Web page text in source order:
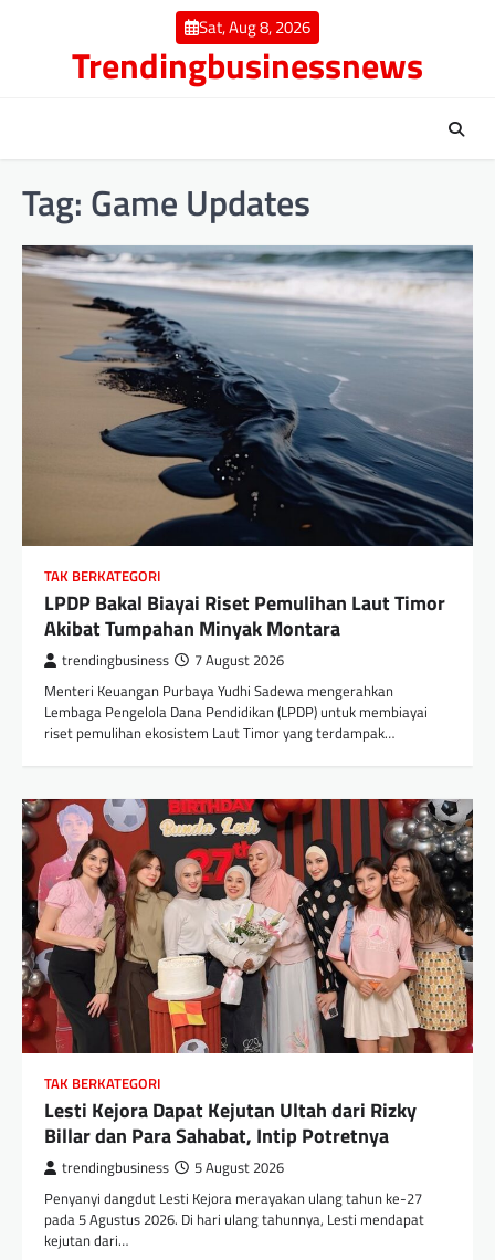
Sat, Aug 8, 2026
Trendingbusinessnews
Tag: Game Updates
TAK BERKATEGORI
LPDP Bakal Biayai Riset Pemulihan Laut Timor
Akibat Tumpahan Minyak Montara
trendingbusiness 7 August 2026
Menteri Keuangan Purbaya Yudhi Sadewa mengerahkan
Lembaga Pengelola Dana Pendidikan (LPDP) untuk membiayai
riset pemulihan ekosistem Laut Timor yang terdampak…
TAK BERKATEGORI
Lesti Kejora Dapat Kejutan Ultah dari Rizky
Billar dan Para Sahabat, Intip Potretnya
trendingbusiness 5 August 2026
Penyanyi dangdut Lesti Kejora merayakan ulang tahun ke-27
pada 5 Agustus 2026. Di hari ulang tahunnya, Lesti mendapat
kejutan dari…